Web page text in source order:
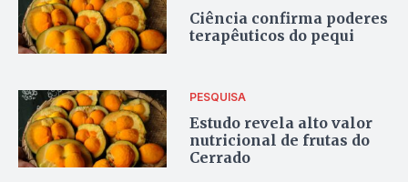
Ciência confirma poderes
terapêuticos do pequi
PESQUISA
Estudo revela alto valor
nutricional de frutas do
Cerrado